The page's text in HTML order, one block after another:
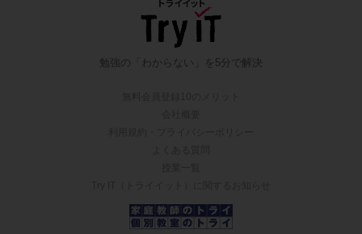
勉強の「わからない」を5分で解決